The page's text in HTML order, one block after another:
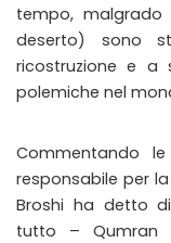
tempo, malgrado
deserto) sono
ricostruzione e a
polemiche nel
Commentando
responsabile per la
Broshi ha detto
tutto – Qumran